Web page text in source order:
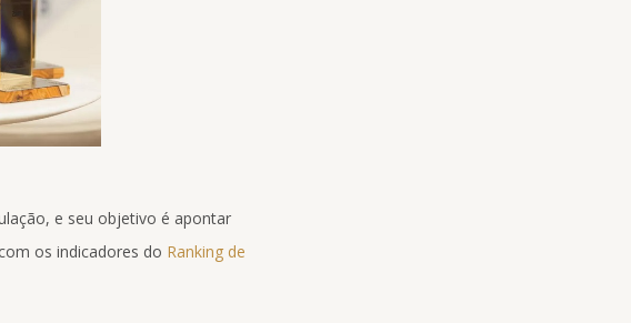
e seu objetivo é apontar
os indicadores do Ranking de